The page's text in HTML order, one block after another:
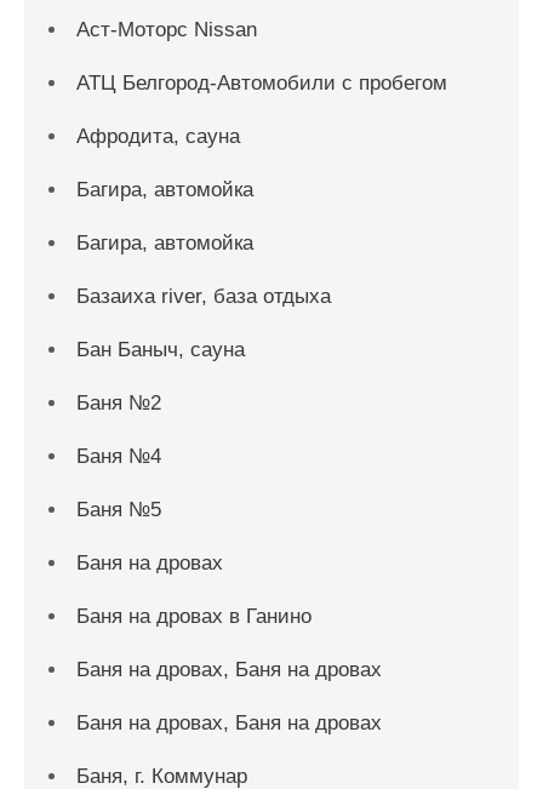
Аст-Моторс Nissan
АТЦ Белгород-Автомобили с пробегом
Афродита, сауна
Багира, автомойка
Багира, автомойка
Базаиха river, база отдыха
Бан Баныч, сауна
Баня №2
Баня №4
Баня №5
Баня на дровах
Баня на дровах в Ганино
Баня на дровах, Баня на дровах
Баня на дровах, Баня на дровах
Баня, г. Коммунар